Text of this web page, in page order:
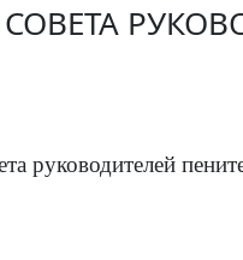
руководителей